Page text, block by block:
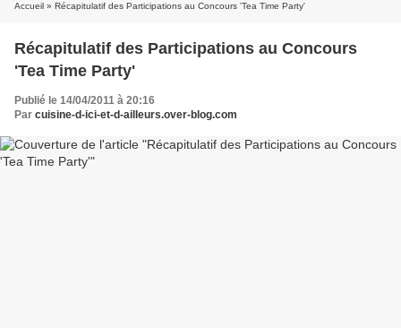
Accueil » Récapitulatif des Participations au Concours 'Tea Time Party'
Récapitulatif des Participations au Concours
'Tea Time Party'
Publié le 14/04/2011 à 20:16
Par cuisine-d-ici-et-d-ailleurs.over-blog.com